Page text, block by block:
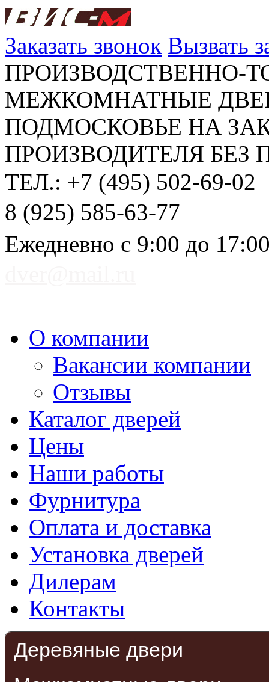
Заказать звонок Вызвать
ПРОИЗВОДСТВЕННО-
МЕЖКОМНАТНЫЕ
ПОДМОСКОВЬЕ НА
ПРОИЗВОДИТЕЛЯ БЕЗ
ТЕЛ.: +7 (495) 502-69-02
8 (925) 585-63-77
Ежедневно с 9:00 до
О компании
Вакансии компании
Отзывы
Каталог дверей
Цены
Наши работы
Фурнитура
Оплата и доставка
Установка дверей
Дилерам
Контакты
Деревяные двери